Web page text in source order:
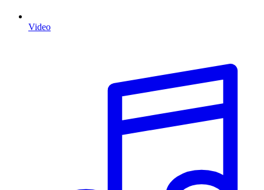
Video